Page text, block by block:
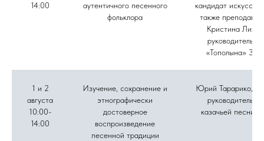
14:00
аутентичного песенного
фольклора
кандидат
также
Кристина
руководитель
«Тополына» Зоя
1 и 2
августа
10:00-
14:00
Изучение, сохранение и
этнографически
достоверное
воспроизведение
песенной традиции
Юрий Тарарико,
руководитель
казачьей песни